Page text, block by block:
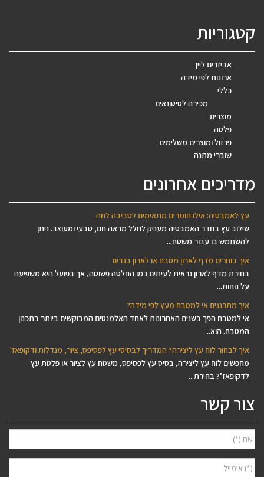
קטגוריות
אביזרים ליין
ארונות לפי מידה
כללי
מכירה לסיטונאים
מוצרים
פלטה
פרזול ומוצרים משלימים
שוברי מתנה
מדריכים אחרונים
עץ לאמבטיה: אילו חומרים מתאימים לסביבה לחה
שילוב עץ בחדר האמבטיה מעניק לחלל מראה חם, טבעי ומעוצב. ניתן
להשתמש בו עבור משטח...
איך בוחרים מדף לארון מטבח או לארון בגדים
בחירת מדף לארון נראית לעיתים כמו החלטה פשוטה, אך בפועל היא משפיעה
על נוחות...
איך מתכננים אי למטבח מעץ לפי מידה?
אי למטבח הפך בשנים האחרונות לאחד האלמנטים המבוקשים ביותר בתכנון
המטבח. הוא...
איך לבחור לוח עץ ליצירה? המדריך לבסיסי עץ לפסיפס, ציור, מנדלות ודקופאז'
מחפשים לוח עץ ליצירה, בסיס עץ לפסיפס, משטח עץ לציור או פלטת עץ
לדקופאז’? בחירת...
צור קשר